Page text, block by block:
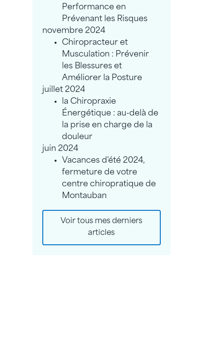
Performance en
Prévenant les Risques
novembre 2024
Chiropracteur et
Musculation : Prévenir
les Blessures et
Améliorer la Posture
juillet 2024
la Chiropraxie
Énergétique : au-delà de
la prise en charge de la
douleur
juin 2024
Vacances d'été 2024,
fermeture de votre
centre chiropratique de
Montauban
Voir tous mes derniers
articles